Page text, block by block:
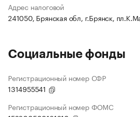
Адрес налоговой
241050, Брянская обл, г.Брянск,
Социальные фонды
Регистрационный номер СФР
1314955541
Регистрационный номер ФОМС